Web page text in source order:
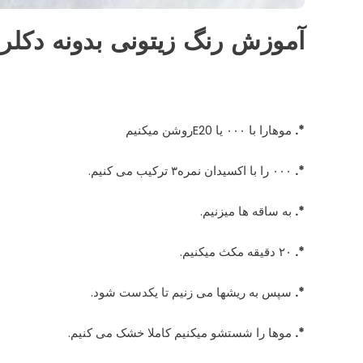
آموزش رنگ زیتونی بدونه
*. موهارا با ۰۰۰ یا E20روشن میکنیم
*.
*. به ساقه ها میزنیم.
*.
*. سپس به ریشها می زنیم تا یکدست شود.
*. موها را شستشو میکنیم کاملا خشک می کنیم.